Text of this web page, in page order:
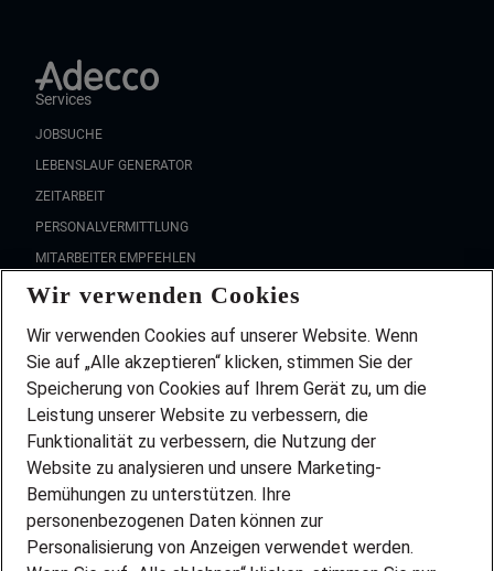
Services
JOBSUCHE
LEBENSLAUF GENERATOR
ZEITARBEIT
PERSONALVERMITTLUNG
MITARBEITER EMPFEHLEN
FAQ
Wir stellen ein!
DEINE BERUFSGRUPPE
DEINE LEBENSSITUATION
PARTNERSHIP WITH AIRBUS
INITIATIV BEWERBEN
ÜBER UNS
STANDORTE
Wir verwenden Cookies
Wir verwenden Cookies auf unserer Website. Wenn
Sie auf „Alle akzeptieren“ klicken, stimmen Sie der
Speicherung von Cookies auf Ihrem Gerät zu, um die
Leistung unserer Website zu verbessern, die
Funktionalität zu verbessern, die Nutzung der
Website zu analysieren und unsere Marketing-
Bemühungen zu unterstützen. Ihre
personenbezogenen Daten können zur
Personalisierung von Anzeigen verwendet werden.